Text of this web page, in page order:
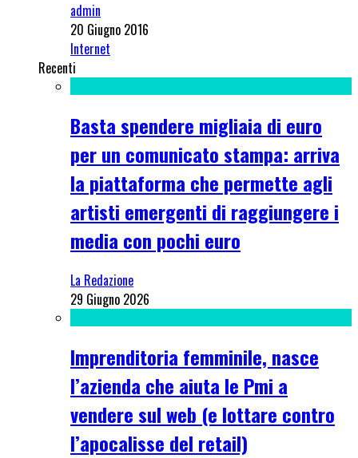
admin
20 Giugno 2016
Internet
Recenti
Basta spendere migliaia di euro
per un comunicato stampa: arriva
la piattaforma che permette agli
artisti emergenti di raggiungere i
media con pochi euro
La Redazione
29 Giugno 2026
Imprenditoria femminile, nasce
l’azienda che aiuta le Pmi a
vendere sul web (e lottare contro
l’apocalisse del retail)